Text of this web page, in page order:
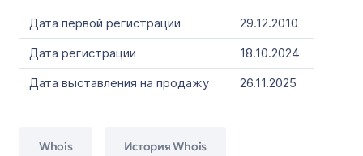
Дата первой регистрации
29.12.2010
Дата регистрации
18.10.2024
Дата выставления на продажу
26.11.2025
Whois История Whois